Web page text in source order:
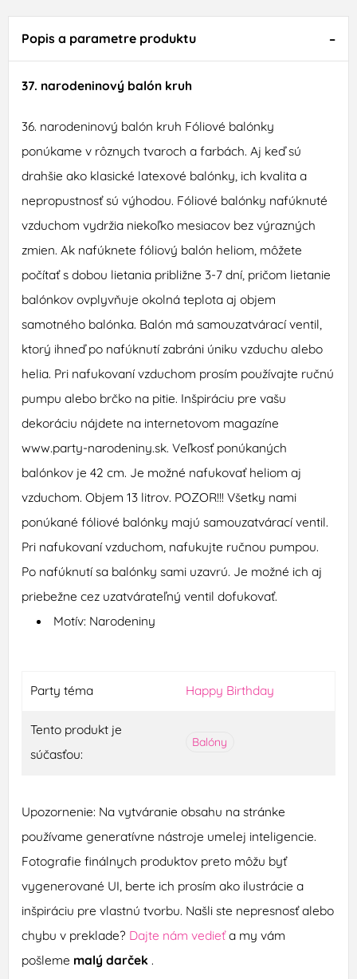
Popis a parametre produktu
37. narodeninový balón kruh
36. narodeninový balón kruh Fóliové balónky
ponúkame v rôznych tvaroch a farbách. Aj keď sú
drahšie ako klasické latexové balónky, ich kvalita a
nepropustnosť sú výhodou. Fóliové balónky nafúknuté
vzduchom vydržia niekoľko mesiacov bez výrazných
zmien. Ak nafúknete fóliový balón heliom, môžete
počítať s dobou lietania približne 3-7 dní, pričom lietanie
balónkov ovplyvňuje okolná teplota aj objem
samotného balónka. Balón má samouzatvárací ventil,
ktorý ihneď po nafúknutí zabráni úniku vzduchu alebo
helia. Pri nafukovaní vzduchom prosím používajte ručnú
pumpu alebo brčko na pitie. Inšpiráciu pre vašu
dekoráciu nájdete na internetovom magazíne
www.party-narodeniny.sk. Veľkosť ponúkaných
balónkov je 42 cm. Je možné nafukovať heliom aj
vzduchom. Objem 13 litrov. POZOR!!! Všetky nami
ponúkané fóliové balónky majú samouzatvárací ventil.
Pri nafukovaní vzduchom, nafukujte ručnou pumpou.
Po nafúknutí sa balónky sami uzavrú. Je možné ich aj
priebežne cez uzatvárateľný ventil dofukovať.
Motív: Narodeniny
Party téma Happy Birthday
Tento produkt je
súčasťou:
Balóny
Upozornenie: Na vytváranie obsahu na stránke
používame generatívne nástroje umelej inteligencie.
Fotografie finálnych produktov preto môžu byť
vygenerované UI, berte ich prosím ako ilustrácie a
inšpiráciu pre vlastnú tvorbu. Našli ste nepresnosť alebo
chybu v preklade? Dajte nám vedieťa my vám
pošleme malý darček .